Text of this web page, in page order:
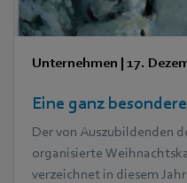
Unternehmen | 17.
Eine ganz
Der von Auszubildenden
organisierte
verzeichnet in diesem